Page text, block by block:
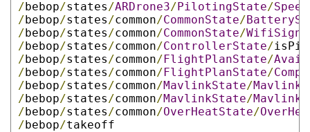
/bebop/states /ARDrone3/PilotingState/
/bebop/states /common/CommonState/
/bebop/states /common/CommonState/
/bebop/states /common/ControllerState/
/bebop/states /common/FlightPlanState/
/bebop/states /common/FlightPlanState/
/bebop/states /common/MavlinkState/
/bebop/states /common/MavlinkState/
/bebop/states /common/OverHeatState/
/bebop/takeoff